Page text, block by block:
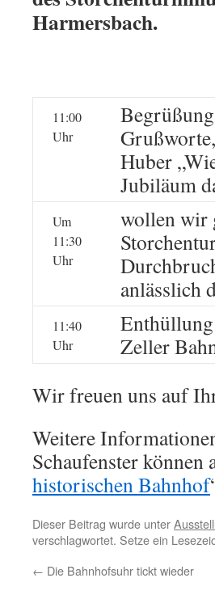
Harmersbach.
11:00
Uhr
Huber
Jubiläum
Um
11:30
Uhr
wollen wir
anlässlich
11:40
Uhr
Enthüllung
Zeller
Wir freuen uns auf
Weitere
Schaufenster können
historischen Bahnhof
Dieser Beitrag wurde unter
verschlagwortet. Setze ein
← Die Bahnhofsuhr tickt wieder